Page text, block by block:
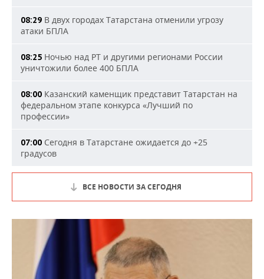
08:29 В двух городах Татарстана отменили угрозу
атаки БПЛА
08:25 Ночью над РТ и другими регионами России
уничтожили более 400 БПЛА
08:00 Казанский каменщик представит Татарстан на
федеральном этапе конкурса «Лучший по
профессии»
07:00 Сегодня в Татарстане ожидается до +25
градусов
ВСЕ НОВОСТИ ЗА СЕГОДНЯ